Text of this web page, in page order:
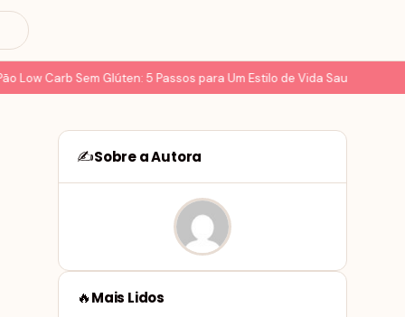
Carb Sem Glúten: 5 Passos para Um Estilo de Vida Saudável
✍️Sobre a Autora
🔥Mais Lidos